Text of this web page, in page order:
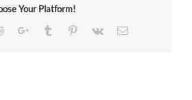
Your Platform!
RedditGoogle+Tumblr Pinterest
Vk Email